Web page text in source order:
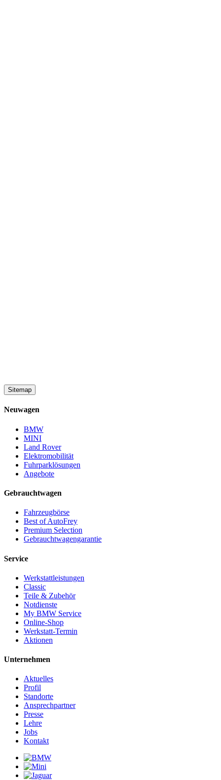
Sitemap
Neuwagen
BMW
MINI
Land Rover
Elektromobilität
Fuhrparklösungen
Angebote
Gebrauchtwagen
Fahrzeugbörse
Best of AutoFrey
Premium Selection
Gebrauchtwagengarantie
Service
Werkstattleistungen
Classic
Teile & Zubehör
Notdienste
My BMW Service
Online-Shop
Werkstatt-Termin
Aktionen
Unternehmen
Aktuelles
Profil
Standorte
Ansprechpartner
Presse
Lehre
Jobs
Kontakt